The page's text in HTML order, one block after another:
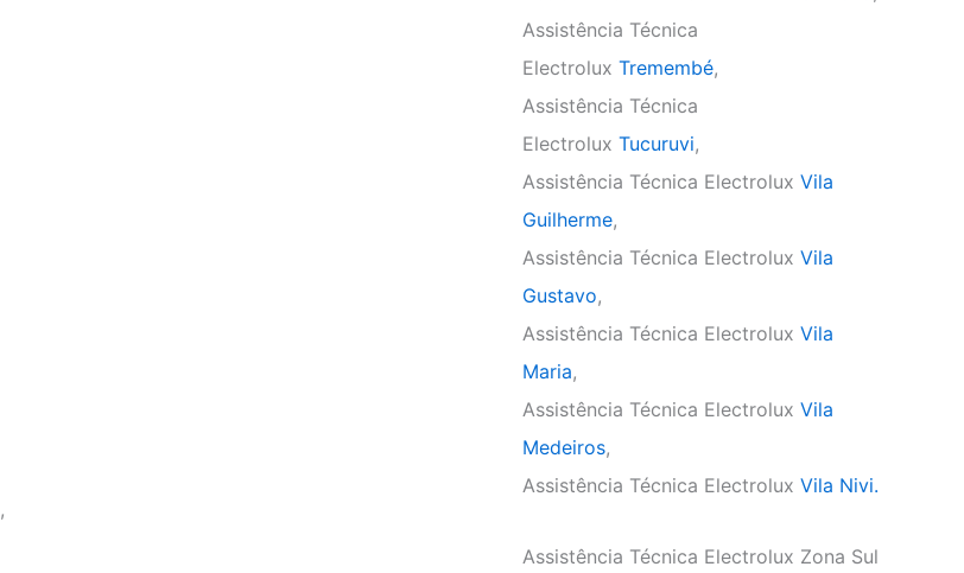
,
Assistência Técnica
Electrolux Tremembé,
Assistência Técnica
Electrolux Tucuruvi,
Assistência Técnica Electrolux Vila
Guilherme,
Assistência Técnica Electrolux Vila
Gustavo,
Assistência Técnica Electrolux Vila
Maria,
Assistência Técnica Electrolux Vila
Medeiros,
Assistência Técnica Electrolux Vila Nivi.
Assistência Técnica Electrolux Zona Sul